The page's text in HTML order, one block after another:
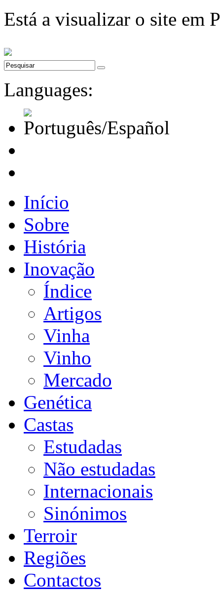
Está a visualizar o site em
Languages:
Início
Sobre
História
Inovação
Índice
Artigos
Vinha
Vinho
Mercado
Genética
Castas
Estudadas
Não estudadas
Internacionais
Sinónimos
Terroir
Regiões
Contactos